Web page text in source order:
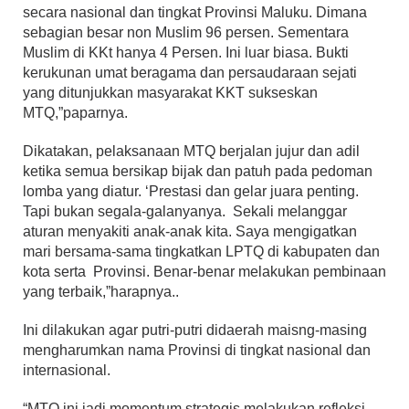
secara nasional dan tingkat Provinsi Maluku. Dimana
sebagian besar non Muslim 96 persen. Sementara
Muslim di KKt hanya 4 Persen. Ini luar biasa. Bukti
kerukunan umat beragama dan persaudaraan sejati
yang ditunjukkan masyarakat KKT sukseskan
MTQ,”paparnya.
Dikatakan, pelaksanaan MTQ berjalan jujur dan adil
ketika semua bersikap bijak dan patuh pada pedoman
lomba yang diatur. ‘Prestasi dan gelar juara penting.
Tapi bukan segala-galanyanya. Sekali melanggar
aturan menyakiti anak-anak kita. Saya mengigatkan
mari bersama-sama tingkatkan LPTQ di kabupaten dan
kota serta Provinsi. Benar-benar melakukan pembinaan
yang terbaik,”harapnya..
Ini dilakukan agar putri-putri didaerah maisng-masing
mengharumkan nama Provinsi di tingkat nasional dan
internasional.